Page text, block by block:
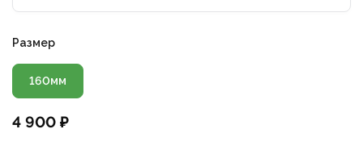
Размер
160мм
4 900 ₽